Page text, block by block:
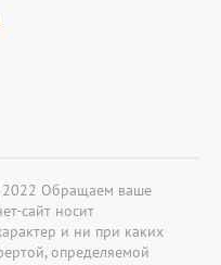
Обращаем ваше
сайт носит
и ни при каких
определяемой